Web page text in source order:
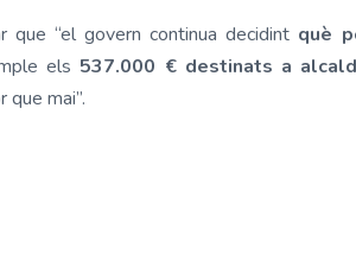
que “el govern continua decidint què
els 537.000 € destinats a
mai”.